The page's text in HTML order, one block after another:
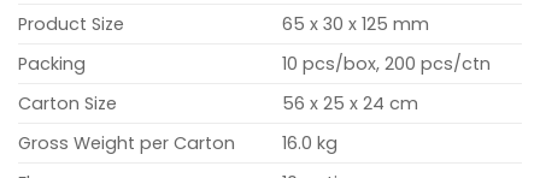
Product Size
65 x 30 x 125 mm
Packing
10 pcs/box, 200 pcs/ctn
Carton Size
56 x 25 x 24 cm
Gross Weight per Carton
16.0 kg